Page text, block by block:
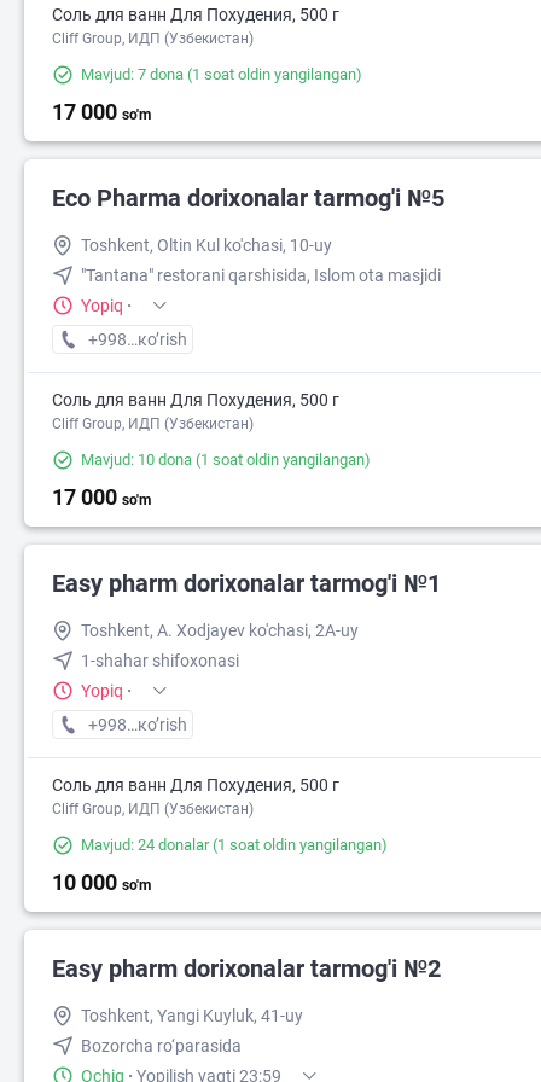
Соль для ванн Для Похудения, 500 г
Cliff Group, ИДП (Узбекистан)
Mavjud: 7 dona (1 soat oldin yangilangan)
17 000 so'm
Eco Pharma dorixonalar tarmog'i №5
Toshkent, Oltin Kul ko'chasi, 10-uy
"Tantana" restorani qarshisida, Islom ota masjidi
Yopiq ·
+998 (55) XXX-XX-XX
кo’rish
Соль для ванн Для Похудения, 500 г
Cliff Group, ИДП (Узбекистан)
Mavjud: 10 dona (1 soat oldin yangilangan)
17 000 so'm
Easy pharm dorixonalar tarmog'i №1
Toshkent, A. Xodjayev ko'chasi, 2A-uy
1-shahar shifoxonasi
Yopiq ·
+998 (94) XXX-XX-XX
кo’rish
Соль для ванн Для Похудения, 500 г
Cliff Group, ИДП (Узбекистан)
Mavjud: 24 donalar(1 soat oldin yangilangan)
10 000 so'm
Easy pharm dorixonalar tarmog'i №2
Toshkent, Yangi Kuyluk, 41-uy
Bozorcha ro‘parasida
Ochiq · Yopilish vaqti 23:59